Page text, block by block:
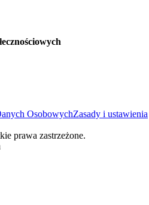
OsobowychZasady i ustawienia
prawa zastrzeżone.